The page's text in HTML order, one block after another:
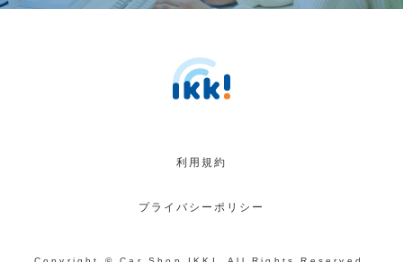
利用規約
プライバシーポリシー